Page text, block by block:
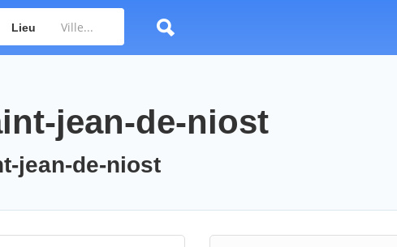
Lieu
jean-de-niost
jean-de-niost